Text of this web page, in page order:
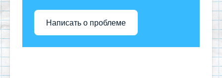
Написать о проблеме